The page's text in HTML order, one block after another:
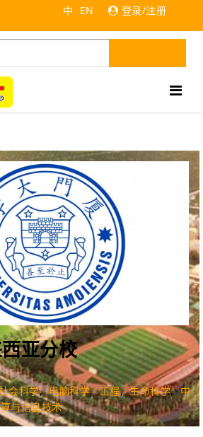
中 EN 登录/注册
亚分校
会科学,电脑科学,工程,生命科学,中
与信息技术